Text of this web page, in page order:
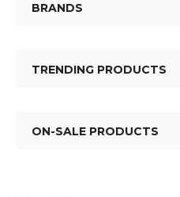
BRANDS
TRENDING PRODUCTS
ON-SALE PRODUCTS